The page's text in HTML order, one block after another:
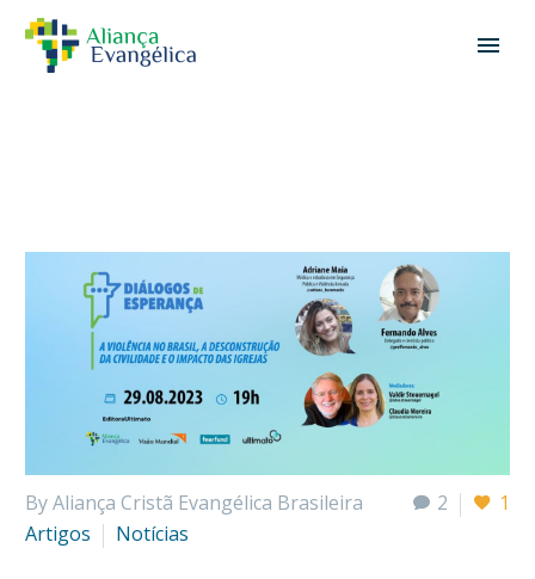
2 1
By Aliança Cristã Evangélica Brasileira
Artigos
Notícias